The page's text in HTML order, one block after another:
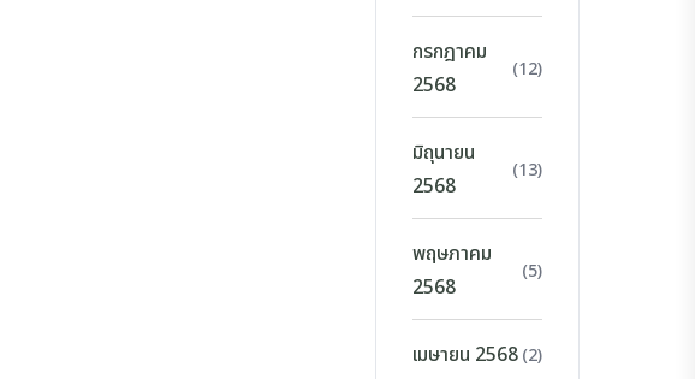
กรกฎาคม
2568
(12)
มิถุนายน
2568
(13)
พฤษภาคม
2568
(5)
เมษายน 2568(2)